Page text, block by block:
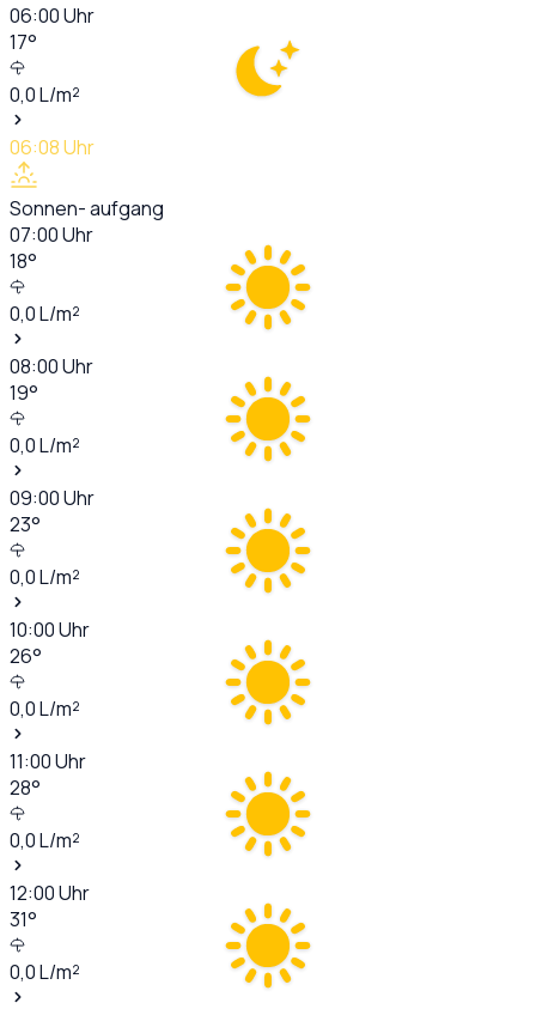
06:00Uhr
17°
0,0L/m²
06:08Uhr
Sonnen- aufgang
07:00Uhr
18°
0,0L/m²
08:00Uhr
19°
0,0L/m²
09:00Uhr
23°
0,0L/m²
10:00Uhr
26°
0,0L/m²
11:00Uhr
28°
0,0L/m²
12:00Uhr
31°
0,0L/m²